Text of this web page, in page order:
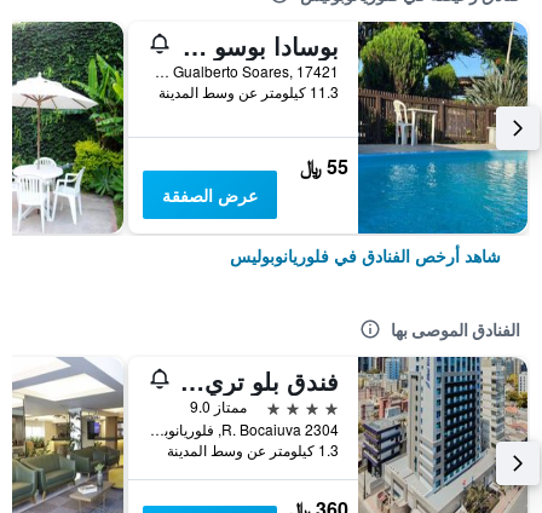
بوسادا بوسو دو ماروجو
Rodovia João Gualberto Soares, 17421, فلوريانوبوليس, البرازيل
11.3 كيلومتر عن وسط المدينة
55 ﷼
عرض الصفقة
شاهد أرخص الفنادق في فلوريانوبوليس
الفنادق الموصى بها
فندق بلو تري بيريميوم فلوريانوبوليس
4 نجوم
ممتاز 9.0
R. Bocaiuva 2304, فلوريانوبوليس, البرازيل
1.3 كيلومتر عن وسط المدينة